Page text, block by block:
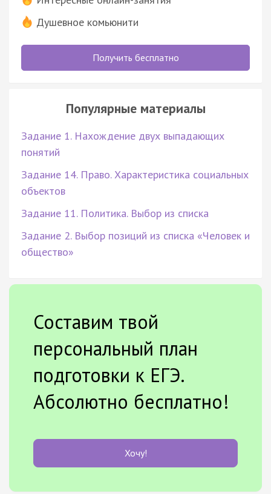
Душевное комьюнити
Получить бесплатно
Популярные материалы
Задание 1. Нахождение двух выпадающих
понятий
Задание 14. Право. Характеристика социальных
объектов
Задание 11. Политика. Выбор из списка
Задание 2. Выбор позиций из списка «Человек и
общество»
Составим твой
персональный план
подготовки к ЕГЭ.
Абсолютно бесплатно!
Хочу!